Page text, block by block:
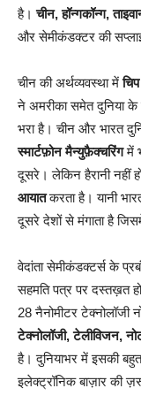
है।चीन, हॉन्गकॉन्ग,
और सेमीकंडक्टर की
चीन की अर्थव्यवस्था में
ने अमरीका समेत दुनिया के
भरा है। चीन और भारत
स्मार्टफ़ोन मैन्युफ़ैक्चरिंगमें
दूसरे। लेकिन हैरानी नहीं
आयातकरता है। यानी
दूसरे देशों से मंगाता है
वेदांता सेमीकंडक्टर्स के
सहमति पत्र पर दस्तख़त
28 नैनोमीटर टेक्नोलॉजी
टेक्नोलॉजी, टेलीविजन,
है। दुनियाभर में इसकी
इलेक्ट्रॉनिक बाज़ार की